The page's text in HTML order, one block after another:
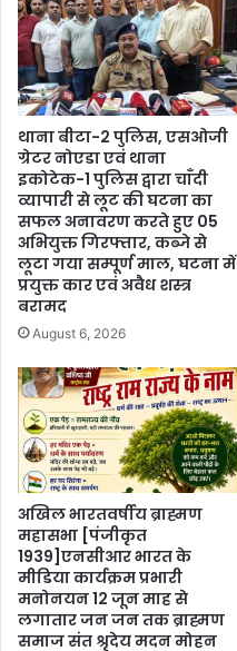
थाना बीटा-2 पुलिस, एसओजी
ग्रेटर नोएडा एवं थाना
इकोटेक-1 पुलिस द्वारा चाँदी
व्यापारी से लूट की घटना का
सफल अनावरण करते हुए 05
अभियुक्त गिरफ्तार, कब्जे से
लूटा गया सम्पूर्ण माल, घटना में
प्रयुक्त कार एवं अवैध शस्त्र
बरामद
August 6, 2026
अखिल भारतवर्षीय ब्राह्मण
महासभा [पंजीकृत
1939]एनसीआर भारत के
मीडिया कार्यक्रम प्रभारी
मनोनयन 12 जून माह से
लगातार जन जन तक ब्राह्मण
समाज संत श्रृदेय मदन मोहन